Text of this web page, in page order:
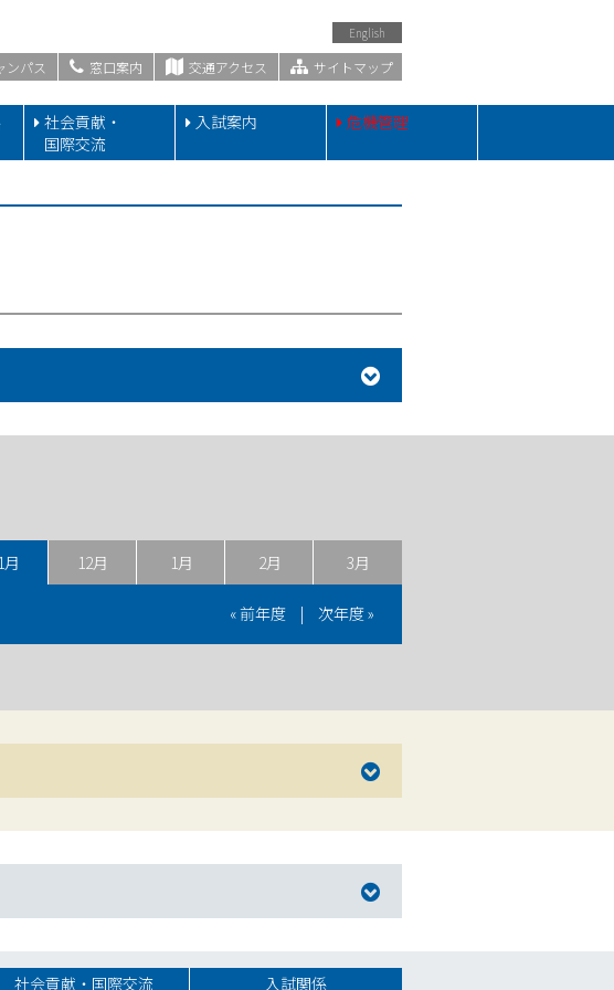
English
ンパス 窓口案内 交通アクセス サイトマップ
社会貢献・
国際交流
入試案内 危機管理
月 12月 1月 2月 3月
« 前年度 | 次年度 »
社会貢献・国際交流 入試関係